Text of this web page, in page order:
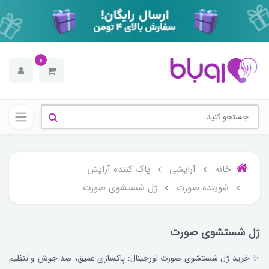
0
خانه آرایشی
پاک کننده آرایش
شوینده صورت
ژل شستشوی صورت
ژل شستشوی صورت
✨ خرید ژل شستشوی صورت اورجینال: پاکسازی عمیق، ضد جوش و تنظیم